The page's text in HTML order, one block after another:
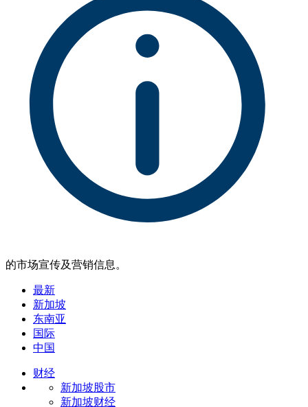
的市场宣传及营销信息。
最新
新加坡
东南亚
国际
中国
财经
新加坡股市
新加坡财经